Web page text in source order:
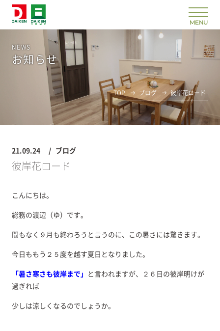
NEWS
お知らせ
TOP ブログ 彼岸花ロード
21.09.24 ブログ
彼岸花ロード
こんにちは。
総務の渡辺（ゆ）です。
間もなく９月も終わろうと言うのに、この暑さには驚きます。
今日ももう２５度を越す夏日となりました。
「暑さ寒さも彼岸まで」
と言われますが、２６日の彼岸明けが
過ぎれば
少しは涼しくなるのでしょうか。